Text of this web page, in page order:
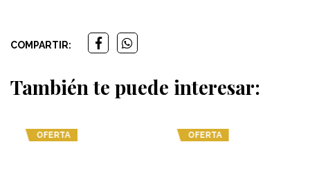
COMPARTIR:
También te puede interesar: